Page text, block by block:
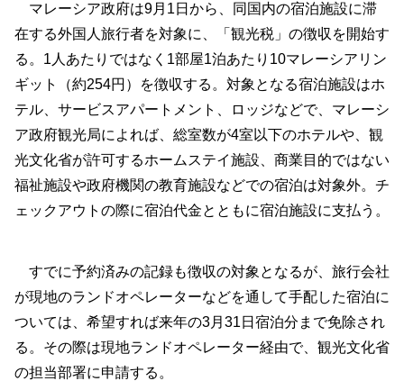
マレーシア政府は9月1日から、同国内の宿泊施設に滞
在する外国人旅行者を対象に、「観光税」の徴収を開始す
る。1人あたりではなく1部屋1泊あたり10マレーシアリン
ギット（約254円）を徴収する。対象となる宿泊施設はホ
テル、サービスアパートメント、ロッジなどで、マレーシ
ア政府観光局によれば、総室数が4室以下のホテルや、観
光文化省が許可するホームステイ施設、商業目的ではない
福祉施設や政府機関の教育施設などでの宿泊は対象外。チ
ェックアウトの際に宿泊代金とともに宿泊施設に支払う。
すでに予約済みの記録も徴収の対象となるが、旅行会社
が現地のランドオペレーターなどを通して手配した宿泊に
ついては、希望すれば来年の3月31日宿泊分まで免除され
る。その際は現地ランドオペレーター経由で、観光文化省
の担当部署に申請する。